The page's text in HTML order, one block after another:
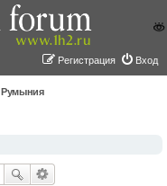
Вход
Регистрация
Румыния